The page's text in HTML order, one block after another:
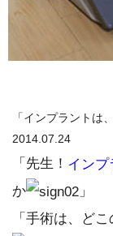
「インプラントは
2014.07.24
「先生！ インプ
か
」
「手術は、ど